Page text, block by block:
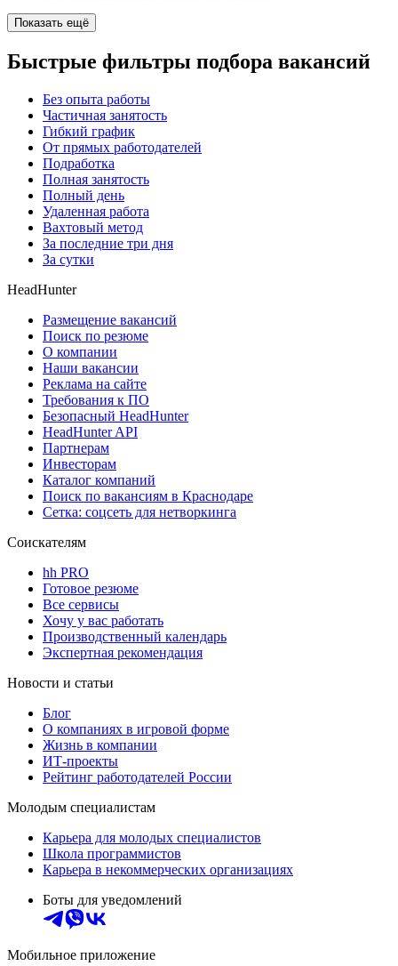
Показать ещё
Быстрые фильтры подбора вакансий
Без опыта работы
Частичная занятость
Гибкий график
От прямых работодателей
Подработка
Полная занятость
Полный день
Удаленная работа
Вахтовый метод
За последние три дня
За сутки
HeadHunter
Размещение вакансий
Поиск по резюме
О компании
Наши вакансии
Реклама на сайте
Требования к ПО
Безопасный HeadHunter
HeadHunter API
Партнерам
Инвесторам
Каталог компаний
Поиск по вакансиям в Краснодаре
Сетка: соцсеть для нетворкинга
Соискателям
hh PRO
Готовое резюме
Все сервисы
Хочу у вас работать
Производственный календарь
Экспертная рекомендация
Новости и статьи
Блог
О компаниях в игровой форме
Жизнь в компании
ИТ-проекты
Рейтинг работодателей России
Молодым специалистам
Карьера для молодых специалистов
Школа программистов
Карьера в некоммерческих организациях
Боты для уведомлений
Мобильное приложение